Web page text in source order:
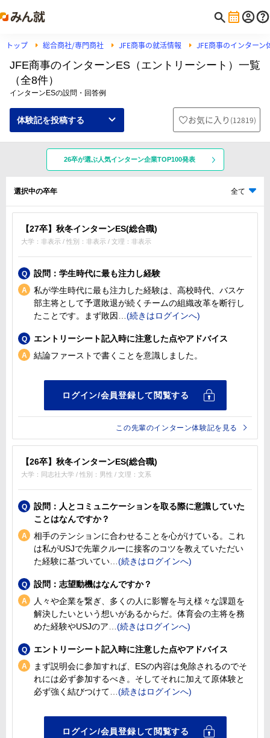
トップ 総合商社/専門商社 JFE商事の就活情報 JFE商事のインターン
JFE商事のインターンES（エントリーシート）一覧
（全8件）
インターンESの設問・回答例
体験記を投稿する お気に入り (12819)
26卒が選ぶ人気インターン企業TOP100発表
選択中の卒年 全て
【27卒】秋冬インターンES(総合職)
大学：非表示 / 性別：非表示 / 文理：非表示
設問：学生時代に最も注力し経験
私が学生時代に最も注力した経験は、高校時代、バスケ
部主将として予選敗退が続くチームの組織改革を断行し
たことです。まず敗因
エントリーシート記入時に注意した点やアドバイス
結論ファーストで書くことを意識しました。
この先輩のインターン体験記を見る
【26卒】秋冬インターンES(総合職)
大学：同志社大学 / 性別：男性 / 文理：文系
設問：人とコミュニケーションを取る際に意識していた
ことはなんですか？
相手のテンションに合わせることを心がけている。これ
は私がUSJで先輩クルーに接客のコツを教えていただい
た経験に基づいてい
設問：志望動機はなんですか？
人々や企業を繋ぎ、多くの人に影響を与え様々な課題を
解決したいという想いがあるからだ。体育会の主将を務
めた経験やUSJのア
エントリーシート記入時に注意した点やアドバイス
まず説明会に参加すれば、ESの内容は免除されるのでそ
れには必ず参加するべき。そしてそれに加えて原体験と
必ず強く結びつけて